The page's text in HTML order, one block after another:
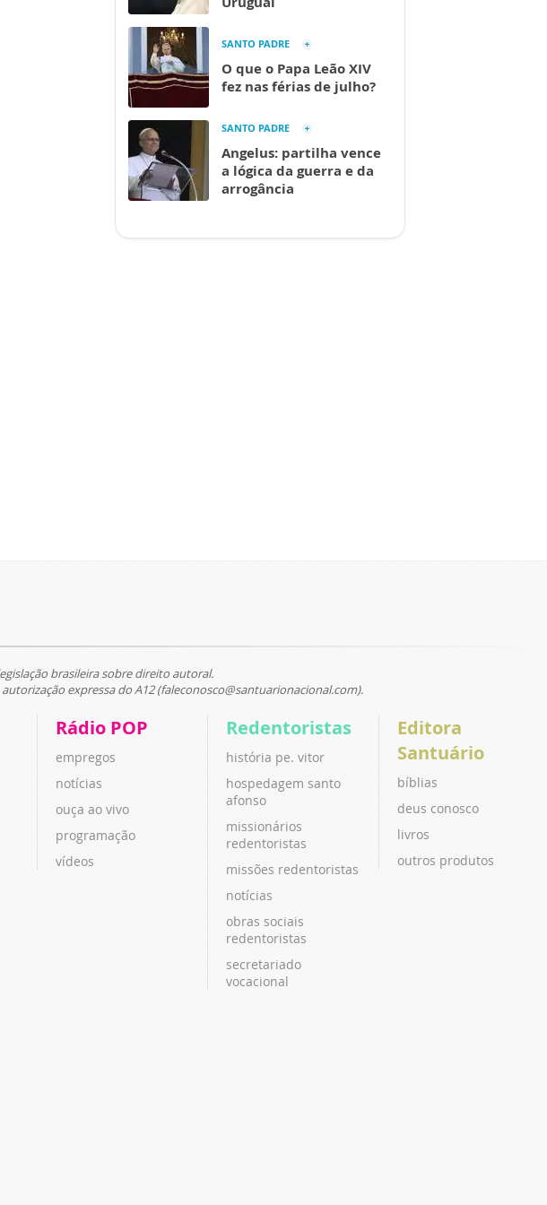
SANTO PADRE
O que o Papa Leão XIV
fez nas férias de julho?
SANTO PADRE
Angelus: partilha vence
a lógica da guerra e da
arrogância
brasileira sobre direito autoral.
expressa do A12 (faleconosco@santuarionacional.com).
Rádio POP
empregos
notícias
ouça ao vivo
programação
vídeos
Redentoristas
história pe. vitor
hospedagem santo
afonso
missionários
redentoristas
missões redentoristas
notícias
obras sociais
redentoristas
secretariado
vocacional
Editora
Santuário
bíblias
deus conosco
livros
outros produtos